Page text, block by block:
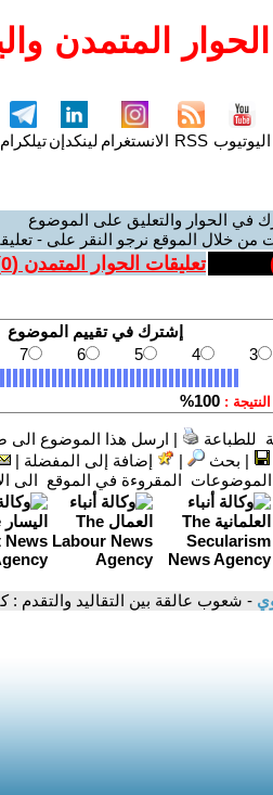
المتمدن
اليوتيوب RSS الانستغرام لينكدإنتيلكرام
في الحوار والتعليق على الموضوع
من خلال الموقع نرجو النقر على -
تعليقات الحوار المتمدن (0
للطباعة | ارسل هذا الموضوع
| بحث | إضافة إلى المفضلة |
المقروءة في الموقع الى
- شعوب عالقة بين التقاليد والتقدم